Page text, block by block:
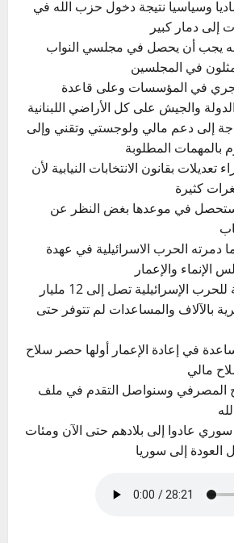
وسياسيا نتيجة دخول حزب الله في
إلى دمار كبير
يجب أن يحصل في مجلسي النواب
في المجلسين
في المؤسسات وعلى قاعدة
والجيش على كل الأراضي اللبنانية
إلى دعم مالي ولوجستي وتقني وإلى
بالمهمات المطلوبة
بقانون الانتخابات النيابية لأن
كثيرة
ستحصل في موعدها بغض النظر عن
دمرته الحرب الاسرائيلية في عهدة
والإعمار
– الخسائر الاقتصادية للحرب الإسرائيلية تصل إلى 12 مليار
بالآلاف والمساعدات لم تتوفر حتى
في إعادة الإعمار أولها حصر سلاح
مالي
المصرفي وسنواصل التقدم في ملف
نازح سوري عادوا إلى بلادهم حتى الآن ومئات
العودة إلى سوريا